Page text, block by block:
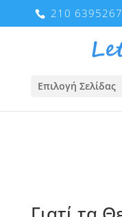
210 6395267
Επιλογή Σελίδας